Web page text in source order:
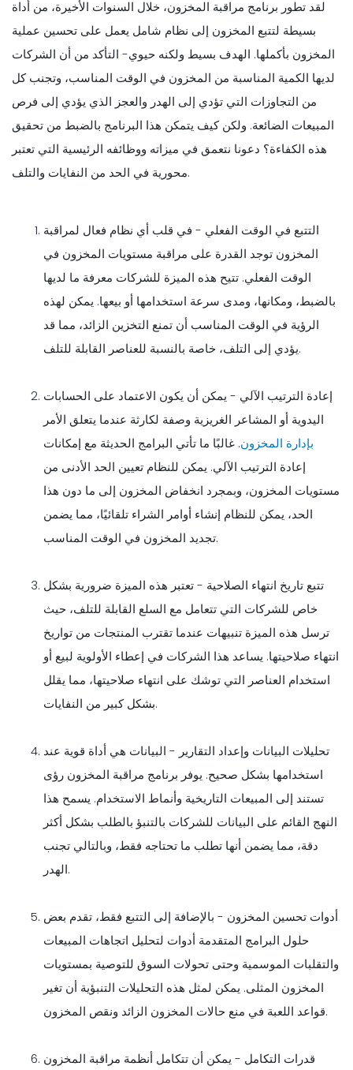
لقد تطور برنامج مراقبة المخزون، خلال السنوات الأخيرة، من أداة
بسيطة لتتبع المخزون إلى نظام شامل يعمل على تحسين عملية
المخزون بأكملها. الهدف بسيط ولكنه حيوي- التأكد من أن الشركات
لديها الكمية المناسبة من المخزون في الوقت المناسب، وتجنب كل
من التجاوزات التي تؤدي إلى الهدر والعجز الذي يؤدي إلى فرص
المبيعات الضائعة. ولكن كيف يتمكن هذا البرنامج بالضبط من تحقيق
هذه الكفاءة؟ دعونا نتعمق في ميزاته ووظائفه الرئيسية التي تعتبر
محورية في الحد من النفايات والتلف.
التتبع في الوقت الفعلي - في قلب أي نظام فعال لمراقبة
المخزون توجد القدرة على مراقبة مستويات المخزون في
الوقت الفعلي. تتيح هذه الميزة للشركات معرفة ما لديها
بالضبط، ومكانها، ومدى سرعة استخدامها أو بيعها. يمكن لهذه
الرؤية في الوقت المناسب أن تمنع التخزين الزائد، مما قد
يؤدي إلى التلف، خاصة بالنسبة للعناصر القابلة للتلف.
إعادة الترتيب الآلي - يمكن أن يكون الاعتماد على الحسابات
اليدوية أو المشاعر الغريزية وصفة لكارثة عندما يتعلق الأمر
بإدارة المخزون. غالبًا ما تأتي البرامج الحديثة مع إمكانات
إعادة الترتيب الآلي. يمكن للنظام تعيين الحد الأدنى من
مستويات المخزون، وبمجرد انخفاض المخزون إلى ما دون هذا
الحد، يمكن للنظام إنشاء أوامر الشراء تلقائيًا، مما يضمن
تجديد المخزون في الوقت المناسب.
تتبع تاريخ انتهاء الصلاحية - تعتبر هذه الميزة ضرورية بشكل
خاص للشركات التي تتعامل مع السلع القابلة للتلف، حيث
ترسل هذه الميزة تنبيهات عندما تقترب المنتجات من تواريخ
انتهاء صلاحيتها. يساعد هذا الشركات في إعطاء الأولوية لبيع أو
استخدام العناصر التي توشك على انتهاء صلاحيتها، مما يقلل
بشكل كبير من النفايات.
تحليلات البيانات وإعداد التقارير - البيانات هي أداة قوية عند
استخدامها بشكل صحيح. يوفر برنامج مراقبة المخزون رؤى
تستند إلى المبيعات التاريخية وأنماط الاستخدام. يسمح هذا
النهج القائم على البيانات للشركات بالتنبؤ بالطلب بشكل أكثر
دقة، مما يضمن أنها تطلب ما تحتاجه فقط، وبالتالي تجنب
الهدر.
أدوات تحسين المخزون - بالإضافة إلى التتبع فقط، تقدم بعض
حلول البرامج المتقدمة أدوات لتحليل اتجاهات المبيعات
والتقلبات الموسمية وحتى تحولات السوق للتوصية بمستويات
المخزون المثلى. يمكن لمثل هذه التحليلات التنبؤية أن تغير
قواعد اللعبة في منع حالات المخزون الزائد ونقص المخزون.
قدرات التكامل - يمكن أن تتكامل أنظمة مراقبة المخزون